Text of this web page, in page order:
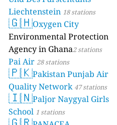
Liechtenstein 18 stations
🇬🇭Oxygen City
Environmental Protection
Agency in Ghana2 stations
Pai Air 28 stations
🇵🇰Pakistan Punjab Air
Quality Network 47 stations
🇮🇳Paljor Naygyal Girls
School 1 stations